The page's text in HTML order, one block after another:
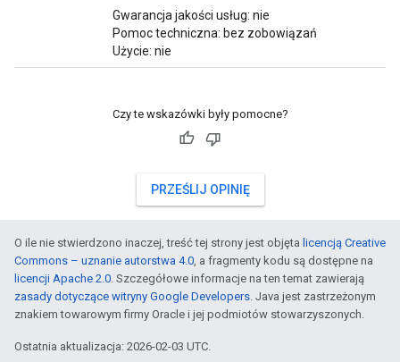
Gwarancja jakości usług: nie
Pomoc techniczna: bez zobowiązań
Użycie: nie
Czy te wskazówki były pomocne?
PRZEŚLIJ OPINIĘ
O ile nie stwierdzono inaczej, treść tej strony jest objęta licencją Creative
Commons – uznanie autorstwa 4.0, a fragmenty kodu są dostępne na
licencji Apache 2.0. Szczegółowe informacje na ten temat zawierają
zasady dotyczące witryny Google Developers. Java jest zastrzeżonym
znakiem towarowym firmy Oracle i jej podmiotów stowarzyszonych.
Ostatnia aktualizacja: 2026-02-03 UTC.